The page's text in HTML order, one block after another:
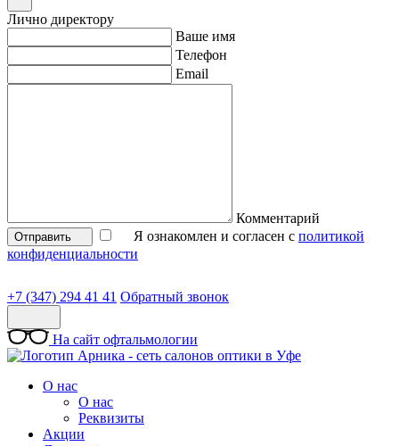
Лично директору
Ваше имя
Телефон
Email
Комментарий
Отправить Я ознакомлен и согласен с политикой
конфиденциальности
+7 (347) 294 41 41 Обратный звонок
На сайт офтальмологии
О нас
О нас
Реквизиты
Акции